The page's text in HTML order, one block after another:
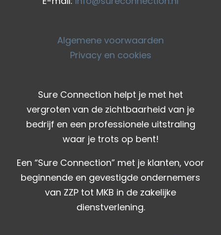
Algemene voorwaarden
Privacy en cookies
Sure Connection helpt je met het
vergroten van de zichtbaarheid van je
bedrijf en een professionele uitstraling
waar je trots op bent!
Een “Sure Connection” met je klanten, voor
beginnende en gevestigde ondernemers
van ZZP tot MKB in de zakelijke
dienstverlening.